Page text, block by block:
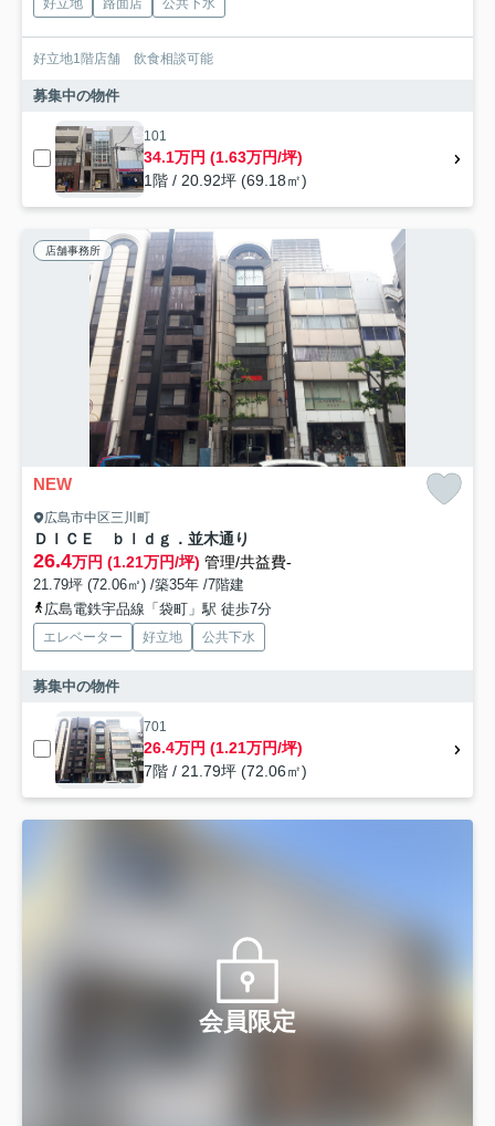
好立地1階店舗 飲食相談可能
募集中の物件
101
34.1万円 (1.63万円/坪)
1階 / 20.92坪 (69.18㎡)
店舗事務所
NEW
広島市中区三川町
ＤＩＣＥ ｂｌｄｇ．並木通り
26.4万円 (1.21万円/坪) 管理/共益費-
21.79坪 (72.06㎡) /築35年 /7階建
広島電鉄宇品線「袋町」駅 徒歩7分
エレベーター 好立地 公共下水
募集中の物件
701
26.4万円 (1.21万円/坪)
7階 / 21.79坪 (72.06㎡)
会員限定